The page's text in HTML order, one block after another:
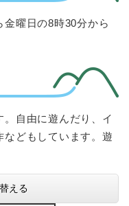
曜日の8時30分から
自由に遊んだり、イ
どもしています。遊
える